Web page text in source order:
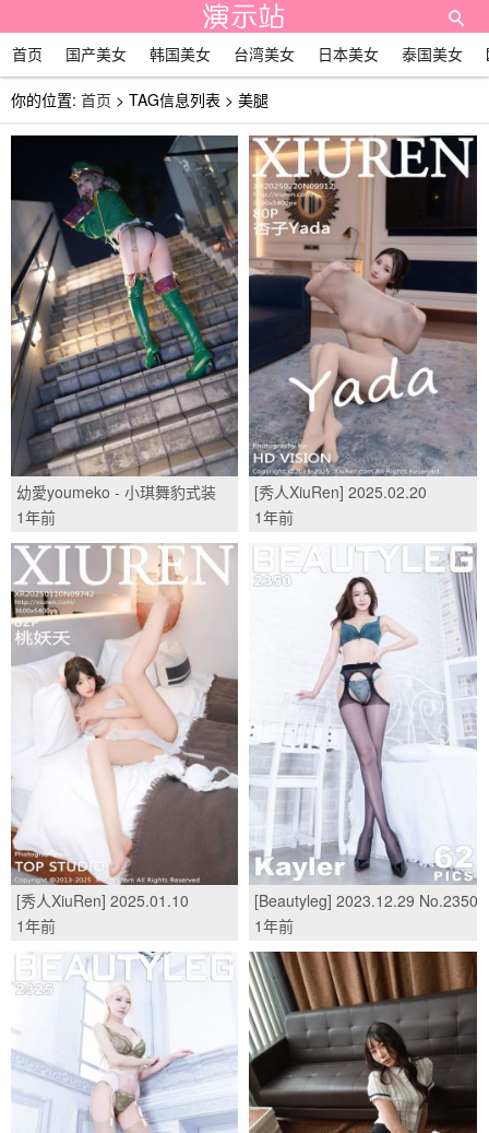
首页 国产美女 韩国美女 台湾美女 日本美女 泰国美女
你的位置: 首页 > TAG信息列表 > 美腿
幼愛youmeko - 小琪舞豹式装
甲/(41P)
1年前
[秀人XiuRen] 2025.02.20
No.9912 杏子Yada/(80P)
1年前
[秀人XiuRen] 2025.01.10
No.9742 桃妖夭/(82P)
1年前
[Beautyleg] 2023.12.29 No.2350
Kaylar/(62P)
1年前